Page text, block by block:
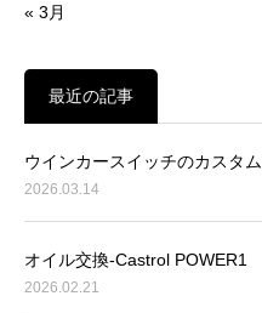
« 3月
最近の記事
ウインカースイッチのカスタム
2026.03.14
オイル交換-Castrol POWER1
2026.02.21